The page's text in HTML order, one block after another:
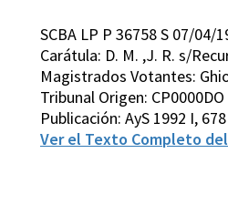
SCBA LP P 36758 S 07/04/
Carátula: D. M. ,J. R. s/
Magistrados Votantes:
Tribunal Origen: CP0000DO
Publicación: AyS 1992 I, 678
Ver el Texto Completo